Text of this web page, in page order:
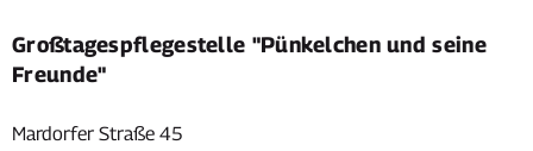
Großtagespflegestelle "Pünkelchen und seine
Freunde"
Mardorfer Straße 45